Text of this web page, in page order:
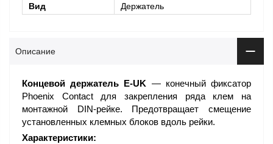
Вид
Держатель
Описание
Концевой держатель E-UK — конечный фиксатор
Phoenix Contact для закрепления ряда клем на
монтажной DIN-рейке. Предотвращает смещение
установленных клемных блоков вдоль рейки.
Характеристики: